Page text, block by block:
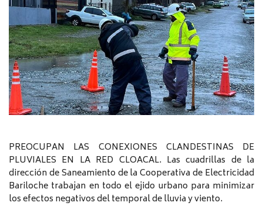
PREOCUPAN LAS CONEXIONES CLANDESTINAS DE
PLUVIALES EN LA RED CLOACAL. Las cuadrillas de la
dirección de Saneamiento de la Cooperativa de Electricidad
Bariloche trabajan en todo el ejido urbano para minimizar
los efectos negativos del temporal de lluvia y viento.